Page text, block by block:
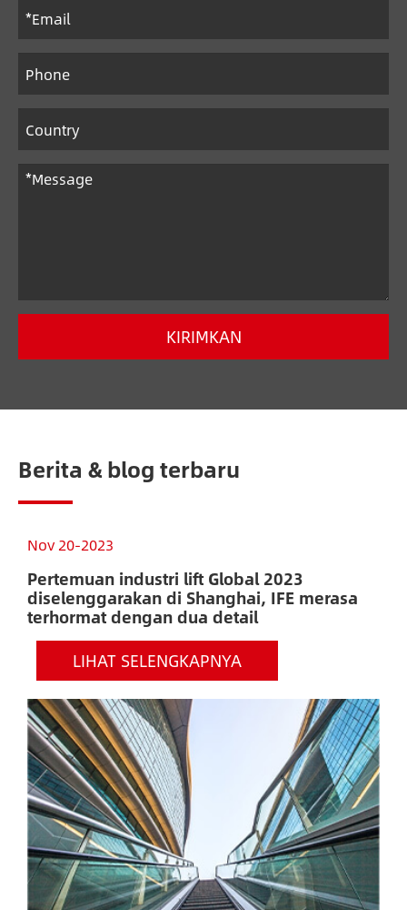
KIRIMKAN
Berita & blog terbaru
Nov 20-2023
Pertemuan industri lift Global 2023
diselenggarakan di Shanghai, IFE merasa
terhormat dengan dua detail
LIHAT SELENGKAPNYA